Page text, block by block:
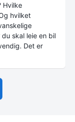
Hvilke
hvilket
skal leie en bil
Det er